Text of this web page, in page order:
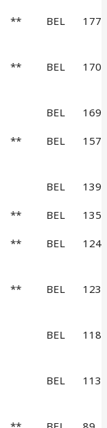
** BEL 177
** BEL 170
BEL 169
** BEL 157
BEL 139
** BEL 135
** BEL 124
** BEL 123
BEL 118
BEL 113